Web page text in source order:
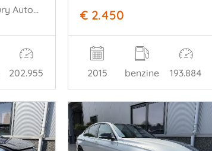
250 Business Luxury Automaat.
202.955
€ 2.450
2015 benzine 193.884